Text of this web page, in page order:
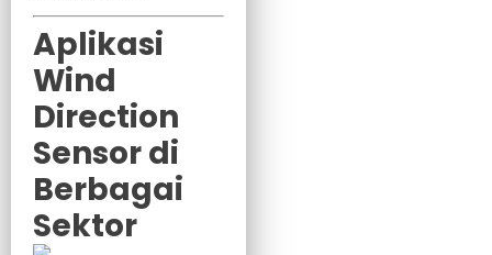
Aplikasi
Wind
Direction
Sensor di
Berbagai
Sektor